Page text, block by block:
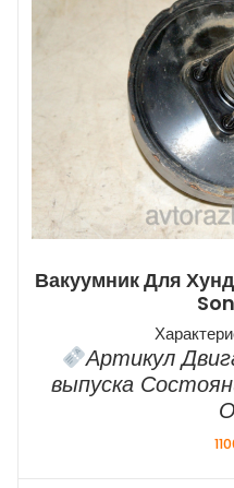
Вакуумник Для
Артикул
выпуска